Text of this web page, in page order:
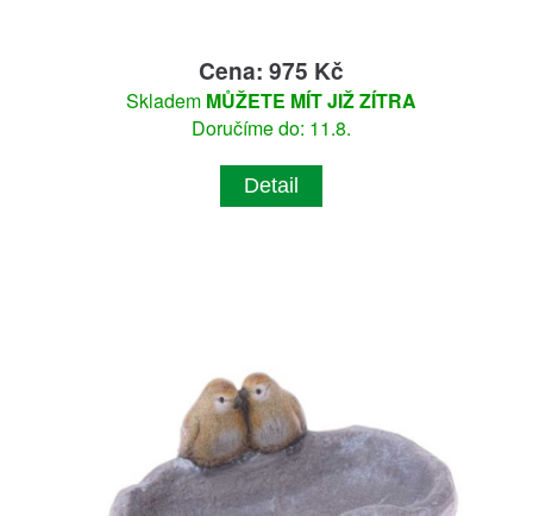
Cena: 975 Kč
Skladem MŮŽETE MÍT JIŽ ZÍTRA
Doručíme do: 11.8.
Detail